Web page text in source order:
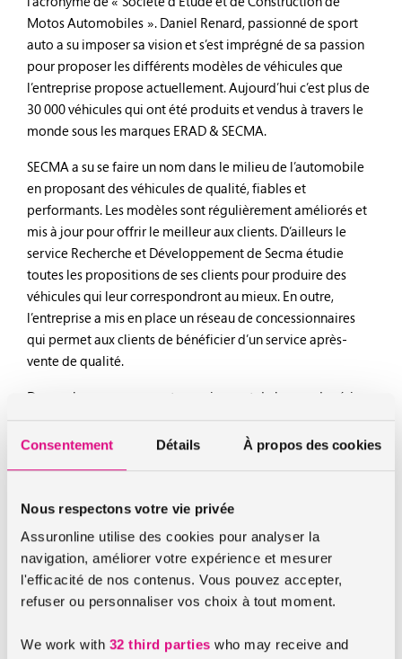
Consentement Détails À propos des cookies
Nous respectons votre vie privée
Assuronline utilise des cookies pour analyser la
navigation, améliorer votre expérience et mesurer
l'efficacité de nos contenus. Vous pouvez accepter,
refuser ou personnaliser vos choix à tout moment.
We work with 32 third parties who may receive and
Motos Automobiles ». Daniel Renard, passionné de sport
auto a su imposer sa vision et s’est imprégné de sa passion
pour proposer les différents modèles de véhicules que
l’entreprise propose actuellement. Aujourd’hui c’est plus de
30 000 véhicules qui ont été produits et vendus à travers le
monde sous les marques ERAD & SECMA.
SECMA a su se faire un nom dans le milieu de l’automobile
en proposant des véhicules de qualité, fiables et
performants. Les modèles sont régulièrement améliorés et
mis à jour pour offrir le meilleur aux clients. D’ailleurs le
service Recherche et Développement de Secma étudie
toutes les propositions de ses clients pour produire des
véhicules qui leur correspondront au mieux. En outre,
l’entreprise a mis en place un réseau de concessionnaires
qui permet aux clients de bénéficier d’un service après-
vente de qualité.
De nombreux composants proviennent de la grande série
vos véhicules est donc très simple et accessible, même par
SECMA est très faible.
Quel est le modèle de voiture sans permis
Secma ?
La Secma F440 DCI est la version sans permis du Fun Extr’m
par son design sportif et son moteur diesel dCi de 523 cm³.